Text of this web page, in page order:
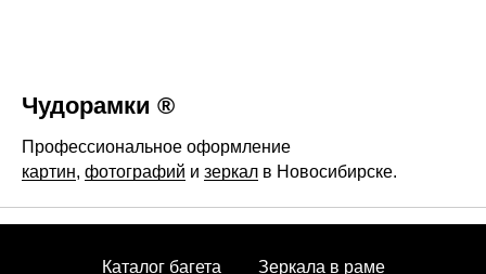
Чудорамки ®
Профессиональное оформление
картин, фотографий и зеркал в Новосибирске.
Каталог багета Зеркала в раме